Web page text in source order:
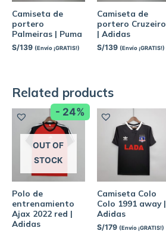
Camiseta de
portero
Palmeiras | Puma
S/139 (Envío ¡GRATIS!)
Camiseta de
portero Cruzeiro
| Adidas
S/139 (Envío ¡GRATIS!)
Related products
- 24%
OUT OF
STOCK
Polo de
entrenamiento
Ajax 2022 red |
Adidas
Camiseta Colo
Colo 1991 away |
Adidas
S/179 (Envío ¡GRATIS!)